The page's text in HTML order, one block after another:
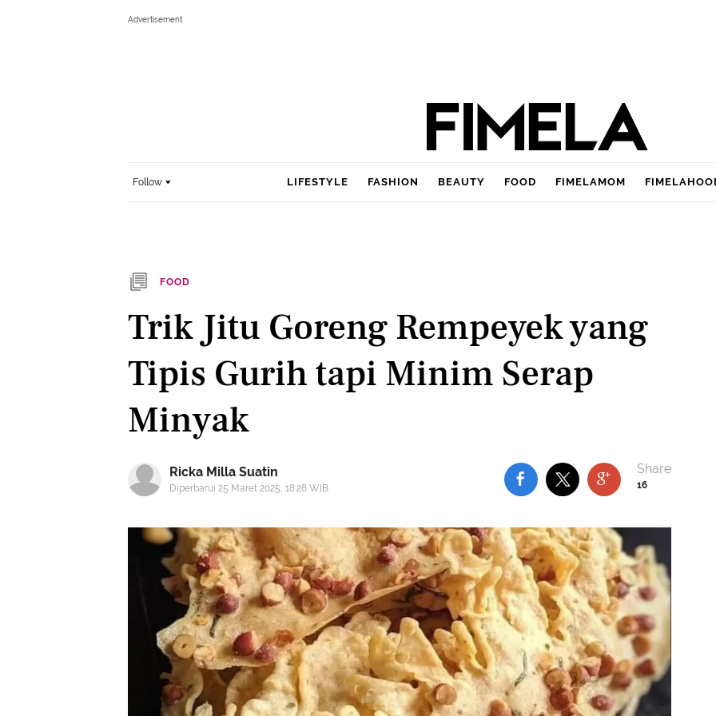
Follow LIFESTYLE FASHION BEAUTY FOOD FIMELAMOM
FOOD
Trik Jitu Goreng Rempeyek yang
Tipis Gurih tapi Minim Serap
Minyak
Ricka Milla Suatin
Diperbarui 25 Maret 2025, 18:28 WIB 16